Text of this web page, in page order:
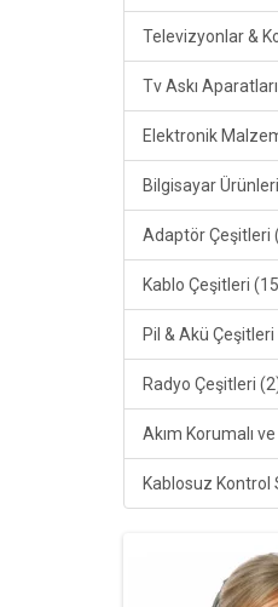
Televizyonlar &
Tv Askı
Elektronik
Bilgisayar
Adaptör Çeşitleri
Kablo Çeşitleri
Pil & Akü
Radyo Çeşitleri
Akım Korumalı
Kablosuz Kontrol